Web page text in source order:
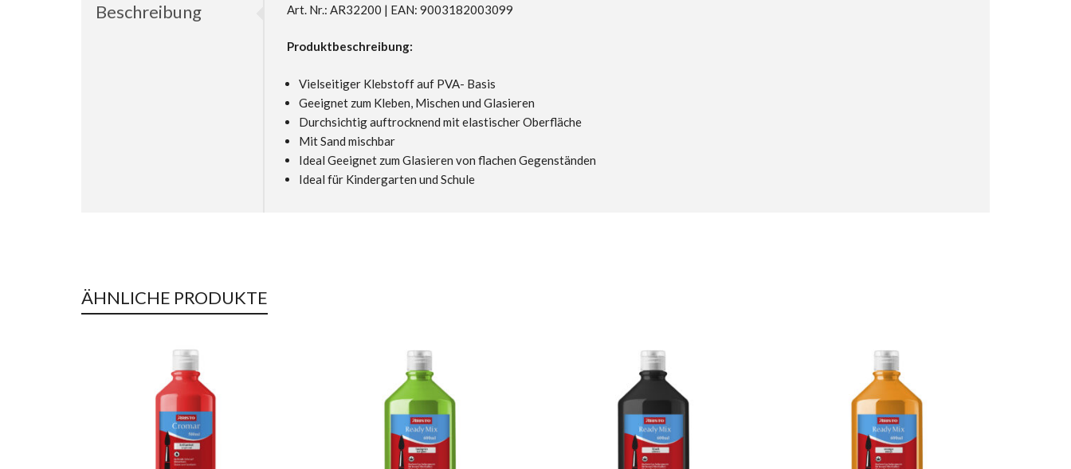
Beschreibung Art. Nr.: AR32200 | EAN: 9003182003099
Produktbeschreibung:
Vielseitiger Klebstoff auf PVA- Basis
Geeignet zum Kleben, Mischen und Glasieren
Durchsichtig auftrocknend mit elastischer Oberfläche
Mit Sand mischbar
Ideal Geeignet zum Glasieren von flachen Gegenständen
Ideal für Kindergarten und Schule
ÄHNLICHE PRODUKTE